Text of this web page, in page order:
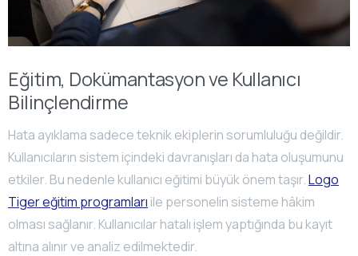
Eğitim, Dokümantasyon ve Kullanıcı
Bilinçlendirme
Hata ayıklama sadece teknik ekiplerin sorumluluğu değildir.
Kullanıcıların sistem içindeki davranışları da hata oluşumunu
etkiler. Bu nedenle kullanıcı eğitimi büyük önem taşır.Logo
Tiger eğitim programları ile personelin sisteme hâkim
olması sağlanır. Kullanıcılar hatalı işlem yaptığında bu kayıt
altına alınır ve analiz edilmektedir.